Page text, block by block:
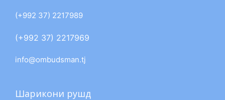
(+992 37) 2217989
(+992 37) 2217969
info@ombudsman.tj
Шарикони рушд